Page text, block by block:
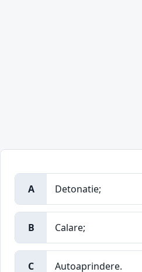
A Detonatie;
B Calare;
C Autoaprindere.